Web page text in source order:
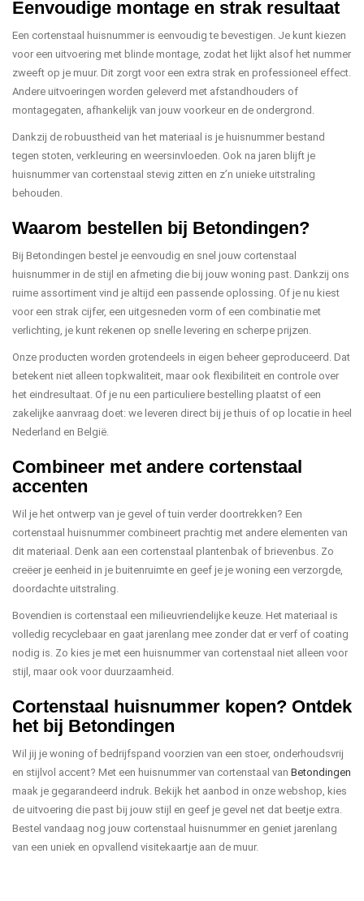
Eenvoudige montage en strak resultaat
Een cortenstaal huisnummer is eenvoudig te bevestigen. Je kunt kiezen
voor een uitvoering met blinde montage, zodat het lijkt alsof het nummer
zweeft op je muur. Dit zorgt voor een extra strak en professioneel effect.
Andere uitvoeringen worden geleverd met afstandhouders of
montagegaten, afhankelijk van jouw voorkeur en de ondergrond.
Dankzij de robuustheid van het materiaal is je huisnummer bestand
tegen stoten, verkleuring en weersinvloeden. Ook na jaren blijft je
huisnummer van cortenstaal stevig zitten en z’n unieke uitstraling
behouden.
Waarom bestellen bij Betondingen?
Bij Betondingen bestel je eenvoudig en snel jouw cortenstaal
huisnummer in de stijl en afmeting die bij jouw woning past. Dankzij ons
ruime assortiment vind je altijd een passende oplossing. Of je nu kiest
voor een strak cijfer, een uitgesneden vorm of een combinatie met
verlichting, je kunt rekenen op snelle levering en scherpe prijzen.
Onze producten worden grotendeels in eigen beheer geproduceerd. Dat
betekent niet alleen topkwaliteit, maar ook flexibiliteit en controle over
het eindresultaat. Of je nu een particuliere bestelling plaatst of een
zakelijke aanvraag doet: we leveren direct bij je thuis of op locatie in heel
Nederland en België.
Combineer met andere cortenstaal
accenten
Wil je het ontwerp van je gevel of tuin verder doortrekken? Een
cortenstaal huisnummer combineert prachtig met andere elementen van
dit materiaal. Denk aan een cortenstaal plantenbak of brievenbus. Zo
creëer je eenheid in je buitenruimte en geef je je woning een verzorgde,
doordachte uitstraling.
Bovendien is cortenstaal een milieuvriendelijke keuze. Het materiaal is
volledig recyclebaar en gaat jarenlang mee zonder dat er verf of coating
nodig is. Zo kies je met een huisnummer van cortenstaal niet alleen voor
stijl, maar ook voor duurzaamheid.
Cortenstaal huisnummer kopen? Ontdek
het bij Betondingen
Wil jij je woning of bedrijfspand voorzien van een stoer, onderhoudsvrij
en stijlvol accent? Met een huisnummer van cortenstaal van Betondingen
maak je gegarandeerd indruk. Bekijk het aanbod in onze webshop, kies
de uitvoering die past bij jouw stijl en geef je gevel net dat beetje extra.
Bestel vandaag nog jouw cortenstaal huisnummer en geniet jarenlang
van een uniek en opvallend visitekaartje aan de muur.